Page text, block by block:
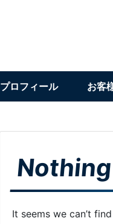
プロフィール お客
It seems we can’t